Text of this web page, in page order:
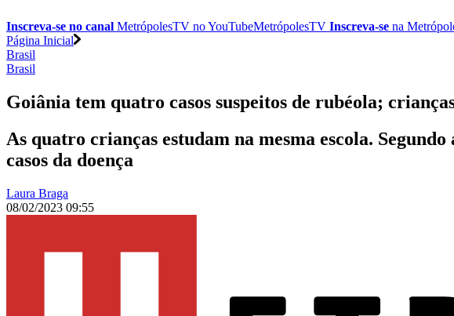
Inscreva-se no canal MetrópolesTV noYouTubeMetrópolesTV Inscreva-se na
Página Inicial
Brasil
Brasil
Goiânia tem quatro casos suspeitos de rubéola;
As quatro crianças estudam na mesma escola.
casos da doença
Laura Braga
08/02/2023 09:55